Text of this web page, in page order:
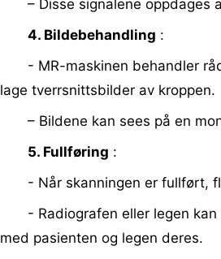
– Disse signalene oppdages
4. Bildebehandling :
- MR-maskinen behandler
lage tverrsnittsbilder av kroppen.
– Bildene kan sees på en
5. Fullføring :
- Når skanningen er fullført,
- Radiografen eller legen
med pasienten og legen deres.